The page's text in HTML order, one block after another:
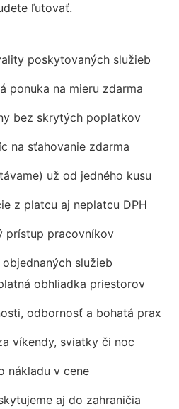
ľutovať.
poskytovaných služieb
ponuka na mieru zdarma
bez skrytých poplatkov
na sťahovanie zdarma
už od jedného kusu
z platcu aj neplatcu DPH
prístup pracovníkov
služieb
obhliadka priestorov
odbornosť a bohatá prax
víkendy, sviatky či noc
nákladu v cene
aj do zahraničia